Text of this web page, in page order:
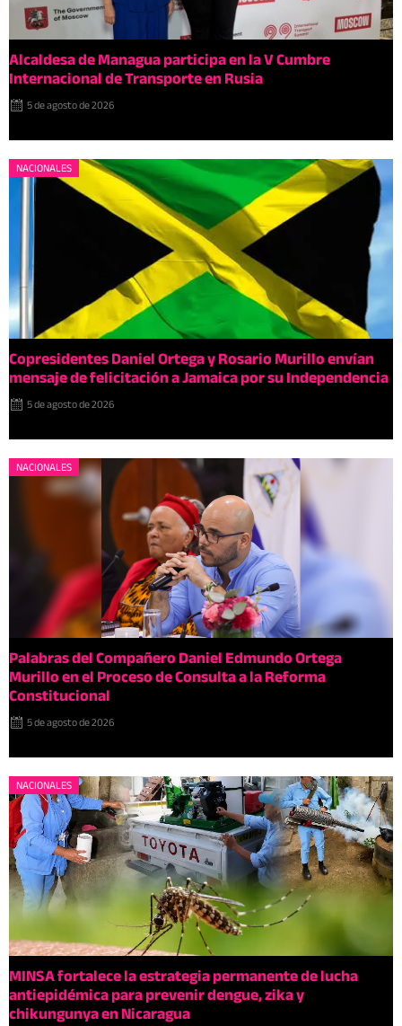
Alcaldesa de Managua participa en la V Cumbre
Internacional de Transporte en Rusia
5 de agosto de 2026
NACIONALES
Copresidentes Daniel Ortega y Rosario Murillo envían
mensaje de felicitación a Jamaica por su Independencia
5 de agosto de 2026
NACIONALES
Palabras del Compañero Daniel Edmundo Ortega
Murillo en el Proceso de Consulta a la Reforma
Constitucional
5 de agosto de 2026
NACIONALES
MINSA fortalece la estrategia permanente de lucha
antiepidémica para prevenir dengue, zika y
chikungunya en Nicaragua